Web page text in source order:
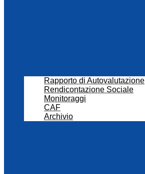
Rapporto di Autovalutazione
Rendicontazione Sociale
Monitoraggi
CAF
Archivio